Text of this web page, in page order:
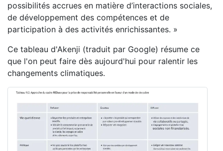
possibilités accrues en matière d’interactions sociales,
de développement des compétences et de
participation à des activités enrichissantes. »
Ce tableau d'Akenji (traduit par Google) résume ce
que l'on peut faire dès aujourd'hui pour ralentir les
changements climatiques.